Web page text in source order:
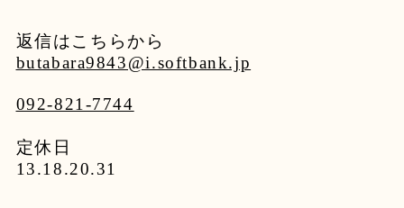
返信はこちらから
butabara9843@i.softbank.jp
092-821-7744
定休日
13.18.20.31